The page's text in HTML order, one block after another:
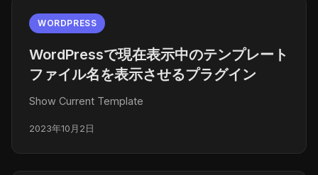
WORDPRESS
WordPressで現在表示中のテンプレート
ファイル名を表示させるプラグイン
Show Current Template
2023年10月2日